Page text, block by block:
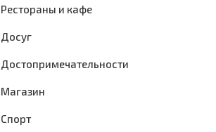
Рестораны и кафе
Досуг
Достопримечательности
Магазин
Спорт